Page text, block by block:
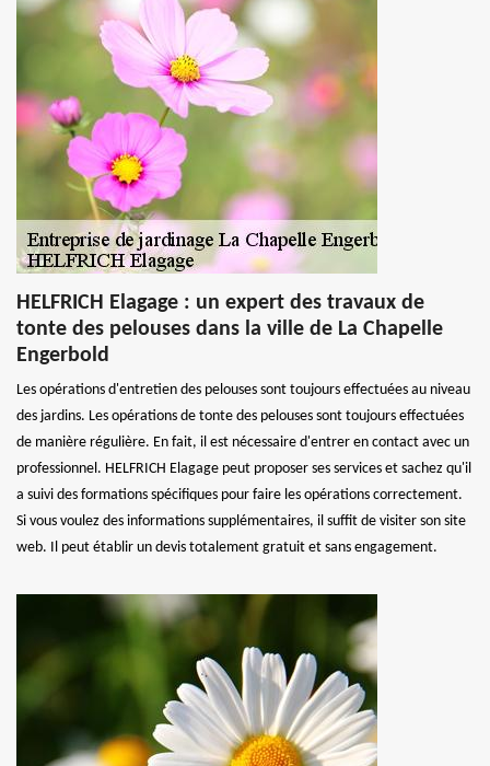
HELFRICH Elagage : un expert des travaux de
tonte des pelouses dans la ville de La Chapelle
Engerbold
Les opérations d'entretien des pelouses sont toujours effectuées au niveau
des jardins. Les opérations de tonte des pelouses sont toujours effectuées
de manière régulière. En fait, il est nécessaire d'entrer en contact avec un
professionnel. HELFRICH Elagage peut proposer ses services et sachez qu'il
a suivi des formations spécifiques pour faire les opérations correctement.
Si vous voulez des informations supplémentaires, il suffit de visiter son site
web. Il peut établir un devis totalement gratuit et sans engagement.